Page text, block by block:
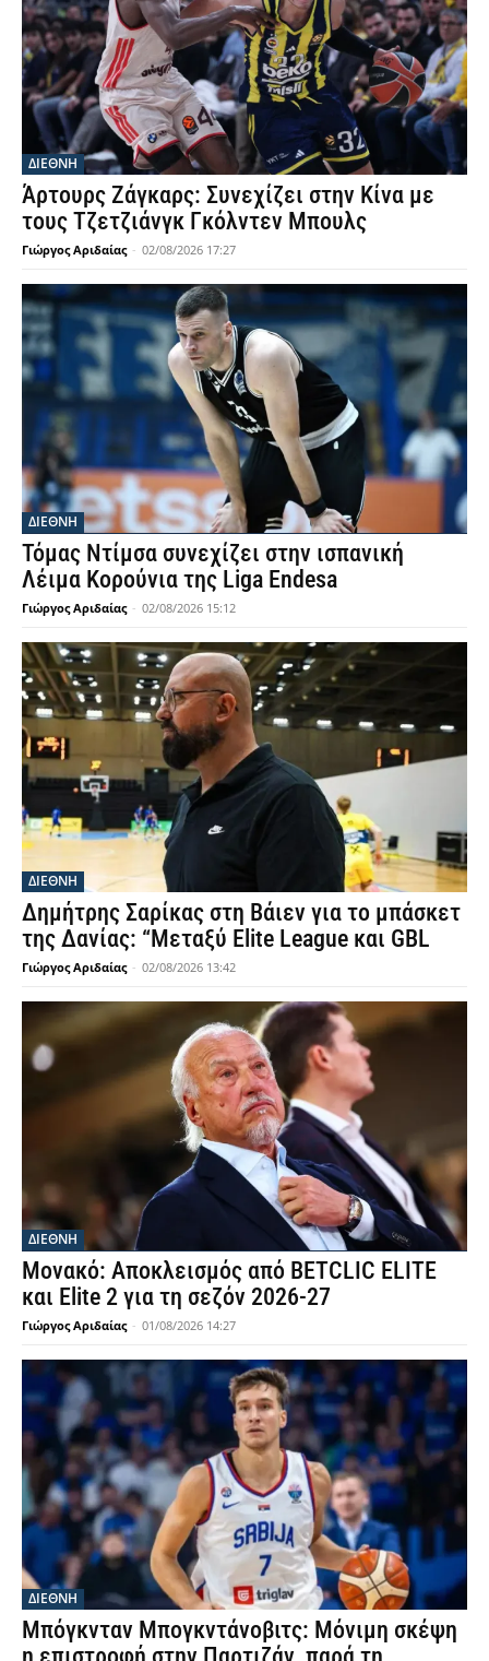
ΔΙΕΘΝΗ
Άρτουρς Ζάγκαρς: Συνεχίζει στην Κίνα με
τους Τζετζιάνγκ Γκόλντεν Μπουλς
Γιώργος Αριδαίας - 02/08/2026 17:27
ΔΙΕΘΝΗ
Τόμας Ντίμσα συνεχίζει στην ισπανική
Λέιμα Κορούνια της Liga Endesa
Γιώργος Αριδαίας - 02/08/2026 15:12
ΔΙΕΘΝΗ
Δημήτρης Σαρίκας στη Βάιεν για το μπάσκετ
της Δανίας: “Μεταξύ Elite League και GBL
Γιώργος Αριδαίας - 02/08/2026 13:42
ΔΙΕΘΝΗ
Μονακό: Αποκλεισμός από BETCLIC ELITE
και Elite 2 για τη σεζόν 2026-27
Γιώργος Αριδαίας - 01/08/2026 14:27
ΔΙΕΘΝΗ
Μπόγκνταν Μπογκντάνοβιτς: Μόνιμη σκέψη